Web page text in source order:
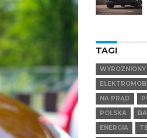
TAGI
WYROZNIONY
NA PRĄD
POLSKA
ENERGIA